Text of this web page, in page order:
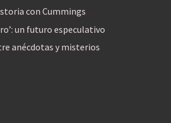
con Cummings
un futuro especulativo
anécdotas y misterios